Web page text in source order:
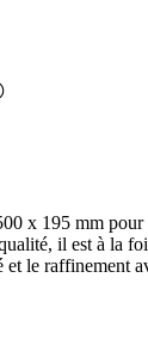
x 195 mm
il est à la
le